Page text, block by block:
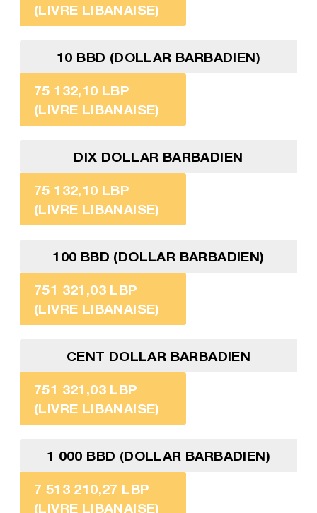
(LIVRE LIBANAISE)
10 BBD (DOLLAR BARBADIEN)
75 132,10 LBP
(LIVRE LIBANAISE)
DIX DOLLAR BARBADIEN
75 132,10 LBP
(LIVRE LIBANAISE)
100 BBD (DOLLAR BARBADIEN)
751 321,03 LBP
(LIVRE LIBANAISE)
CENT DOLLAR BARBADIEN
751 321,03 LBP
(LIVRE LIBANAISE)
1 000 BBD (DOLLAR BARBADIEN)
7 513 210,27 LBP
(LIVRE LIBANAISE)